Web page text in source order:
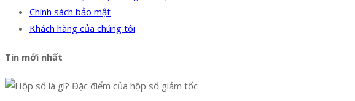
Chính sách bảo mật
Khách hàng của chúng tôi
Tin mới nhất